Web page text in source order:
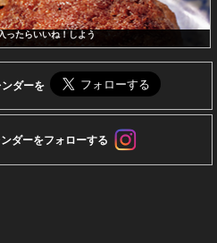
ったらいいね！しよう
ダーを
ダーをフォローする